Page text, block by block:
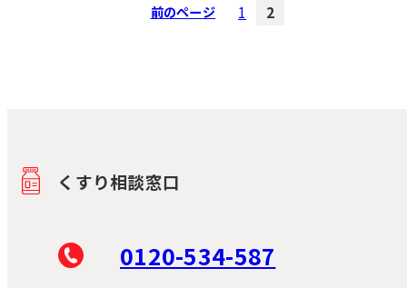
前のページ 1 2
くすり相談窓口
0120-534-587